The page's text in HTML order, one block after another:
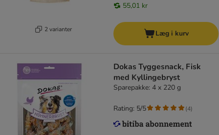
2 varianter
55,01 kr
Læg i kurv
Dokas Tyggesnack, Fisk
med Kyllingebryst
Sparepakke: 4 x 220 g
Rating: 5/5 (4)